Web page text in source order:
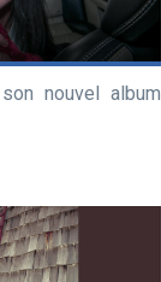
nouvel album